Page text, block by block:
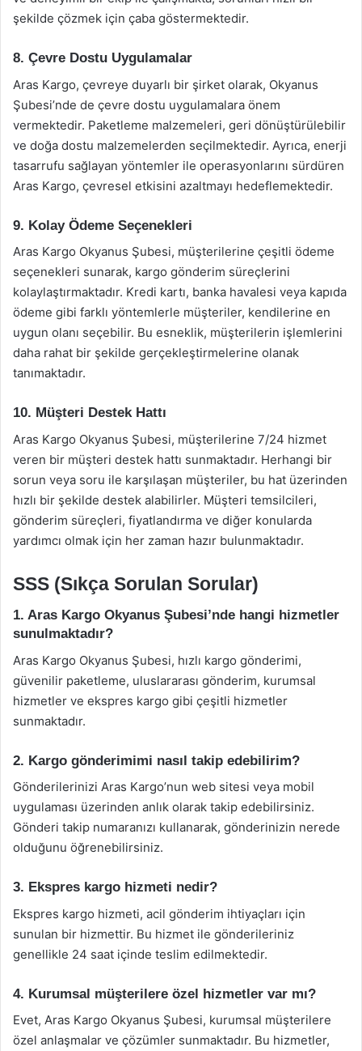
şekilde çözmek için çaba göstermektedir.
8. Çevre Dostu Uygulamalar
Aras Kargo, çevreye duyarlı bir şirket olarak, Okyanus
Şubesi’nde de çevre dostu uygulamalara önem
vermektedir. Paketleme malzemeleri, geri dönüştürülebilir
ve doğa dostu malzemelerden seçilmektedir. Ayrıca, enerji
tasarrufu sağlayan yöntemler ile operasyonlarını sürdüren
Aras Kargo, çevresel etkisini azaltmayı hedeflemektedir.
9. Kolay Ödeme Seçenekleri
Aras Kargo Okyanus Şubesi, müşterilerine çeşitli ödeme
seçenekleri sunarak, kargo gönderim süreçlerini
kolaylaştırmaktadır. Kredi kartı, banka havalesi veya kapıda
ödeme gibi farklı yöntemlerle müşteriler, kendilerine en
uygun olanı seçebilir. Bu esneklik, müşterilerin işlemlerini
daha rahat bir şekilde gerçekleştirmelerine olanak
tanımaktadır.
10. Müşteri Destek Hattı
Aras Kargo Okyanus Şubesi, müşterilerine 7/24 hizmet
veren bir müşteri destek hattı sunmaktadır. Herhangi bir
sorun veya soru ile karşılaşan müşteriler, bu hat üzerinden
hızlı bir şekilde destek alabilirler. Müşteri temsilcileri,
gönderim süreçleri, fiyatlandırma ve diğer konularda
yardımcı olmak için her zaman hazır bulunmaktadır.
SSS (Sıkça Sorulan Sorular)
1. Aras Kargo Okyanus Şubesi’nde hangi hizmetler
sunulmaktadır?
Aras Kargo Okyanus Şubesi, hızlı kargo gönderimi,
güvenilir paketleme, uluslararası gönderim, kurumsal
hizmetler ve ekspres kargo gibi çeşitli hizmetler
sunmaktadır.
2. Kargo gönderimimi nasıl takip edebilirim?
Gönderilerinizi Aras Kargo’nun web sitesi veya mobil
uygulaması üzerinden anlık olarak takip edebilirsiniz.
Gönderi takip numaranızı kullanarak, gönderinizin nerede
olduğunu öğrenebilirsiniz.
3. Ekspres kargo hizmeti nedir?
Ekspres kargo hizmeti, acil gönderim ihtiyaçları için
sunulan bir hizmettir. Bu hizmet ile gönderileriniz
genellikle 24 saat içinde teslim edilmektedir.
4. Kurumsal müşterilere özel hizmetler var mı?
Evet, Aras Kargo Okyanus Şubesi, kurumsal müşterilere
özel anlaşmalar ve çözümler sunmaktadır. Bu hizmetler,